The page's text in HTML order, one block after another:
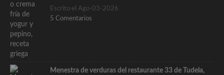
Escrito el Ago-03-2026
5 Comentarios
Menestra de verduras del restaurante 33 de Tudela,